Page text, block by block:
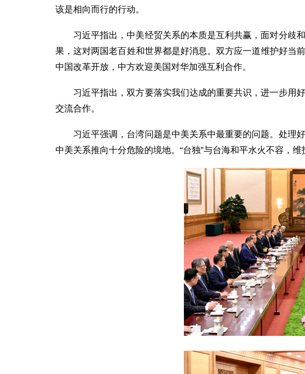
该是相向而行的行动。
习近平指出，中美经贸关系的本质是互利共赢，面对分歧
果，这对两国老百姓和世界都是好消息。双方应一道维护好当
中国改革开放，中方欢迎美国对华加强互利合作。
习近平指出，双方要落实我们达成的重要共识，进一步用
交流合作。
习近平强调，台湾问题是中美关系中最重要的问题。处理
中美关系推向十分危险的境地。“台独”与台海和平水火不容，